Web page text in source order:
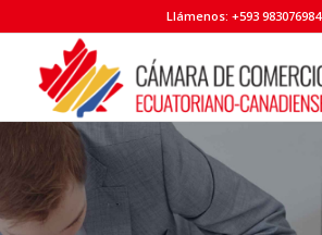
Llámenos: +593 983076984